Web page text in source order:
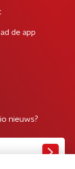
de app
nieuws?